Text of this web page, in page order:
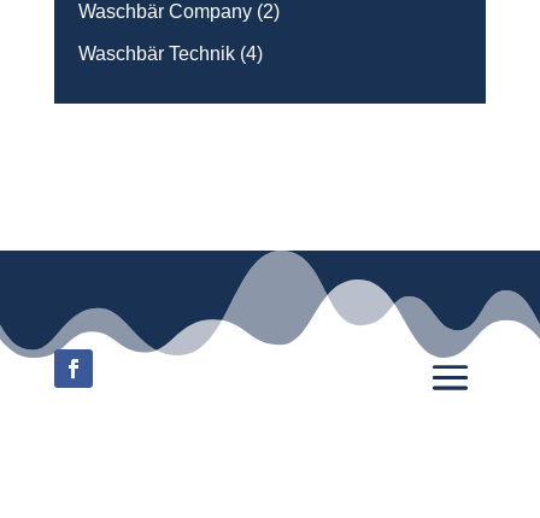
Waschbär Company(2)
Waschbär Technik(4)